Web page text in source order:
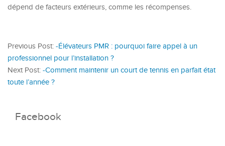
dépend de facteurs extérieurs, comme les récompenses.
Previous Post: -Élévateurs PMR : pourquoi faire appel à un
professionnel pour l’installation ?
Next Post: -Comment maintenir un court de tennis en parfait état
toute l’année ?
Facebook